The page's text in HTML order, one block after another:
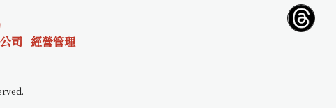
司 經營管理